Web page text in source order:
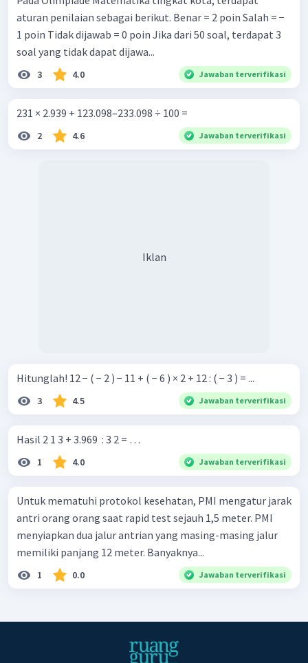
aturan penilaian sebagai berikut. Benar = 2 poin Salah = −
1 poin Tidak dijawab = 0 poin Jika dari 50 soal, terdapat 3
soal yang tidak dapat dijawa...
3 4.0 Jawaban terverifikasi
231 × 2.939 + 123.098–233.098 ÷ 100 =
2 4.6 Jawaban terverifikasi
Iklan
Hitunglah! 12 − ( − 2 ) − 11 + ( − 6 ) × 2 + 12 : ( − 3 ) = ...
3 4.5 Jawaban terverifikasi
Hasil 2 1 3 + 3.969 ​ : 3 2 = …
1 4.0 Jawaban terverifikasi
Untuk mematuhi protokol kesehatan, PMI mengatur jarak
antri orang orang saat rapid test sejauh 1,5 meter. PMI
menyiapkan dua jalur antrian yang masing-masing jalur
memiliki panjang 12 meter. Banyaknya...
1 0.0 Jawaban terverifikasi